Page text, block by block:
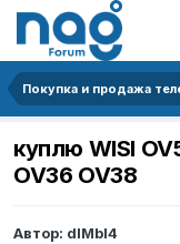
куплю WISI
OV36 OV38
Автор: dIMbI4